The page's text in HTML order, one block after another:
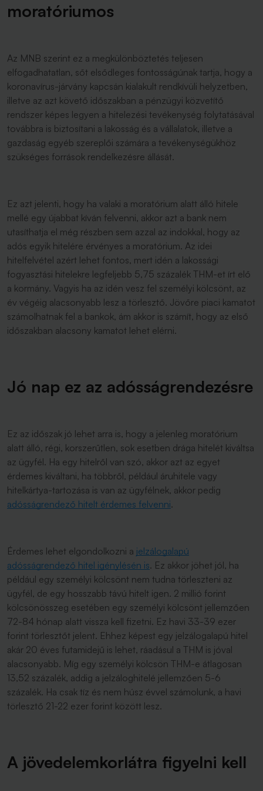
moratóriumos
Az MNB szerint ez a megkülönböztetés teljesen
elfogadhatatlan, sőt elsődleges fontosságúnak tartja, hogy a
koronavírus-járvány kapcsán kialakult rendkívüli helyzetben,
illetve az azt követő időszakban a pénzügyi közvetítő
rendszer képes legyen a hitelezési tevékenység folytatásával
továbbra is biztosítani a lakosság és a vállalatok, illetve a
gazdaság egyéb szereplői számára a tevékenységükhöz
szükséges források rendelkezésre állását.
Ez azt jelenti, hogy ha valaki a moratórium alatt álló hitele
mellé egy újabbat kíván felvenni, akkor azt a bank nem
utasíthatja el még részben sem azzal az indokkal, hogy az
adós egyik hitelére érvényes a moratórium. Az idei
hitelfelvétel azért lehet fontos, mert idén a lakossági
fogyasztási hitelekre legfeljebb 5,75 százalék THM-et írt elő
a kormány. Vagyis ha az idén vesz fel személyi kölcsönt, az
év végéig alacsonyabb lesz a törlesztő. Jövőre piaci kamatot
számolhatnak fel a bankok, ám akkor is számít, hogy az első
időszakban alacsony kamatot lehet elérni.
Jó nap ez az adósságrendezésre
Ez az időszak jó lehet arra is, hogy a jelenleg moratórium
alatt álló, régi, korszerűtlen, sok esetben drága hitelét kiváltsa
az ügyfél. Ha egy hitelről van szó, akkor azt az egyet
érdemes kiváltani, ha többről, például áruhitele vagy
hitelkártya-tartozása is van az ügyfélnek, akkor pedig
adósságrendező hitelt érdemes felvenni.
Érdemes lehet elgondolkozni a jelzálogalapú
adósságrendező hitel igénylésén is. Ez akkor jöhet jól, ha
például egy személyi kölcsönt nem tudna törleszteni az
ügyfél, de egy hosszabb távú hitelt igen. 2 millió forint
kölcsönösszeg esetében egy személyi kölcsönt jellemzően
72-84 hónap alatt vissza kell fizetni. Ez havi 33-39 ezer
forint törlesztőt jelent. Ehhez képest egy jelzálogalapú hitel
akár 20 éves futamidejű is lehet, ráadásul a THM is jóval
alacsonyabb. Míg egy személyi kölcsön THM-e átlagosan
13,52 százalék, addig a jelzáloghitelé jellemzően 5-6
százalék. Ha csak tíz és nem húsz évvel számolunk, a havi
törlesztő 21-22 ezer forint között lesz.
A jövedelemkorlátra figyelni kell